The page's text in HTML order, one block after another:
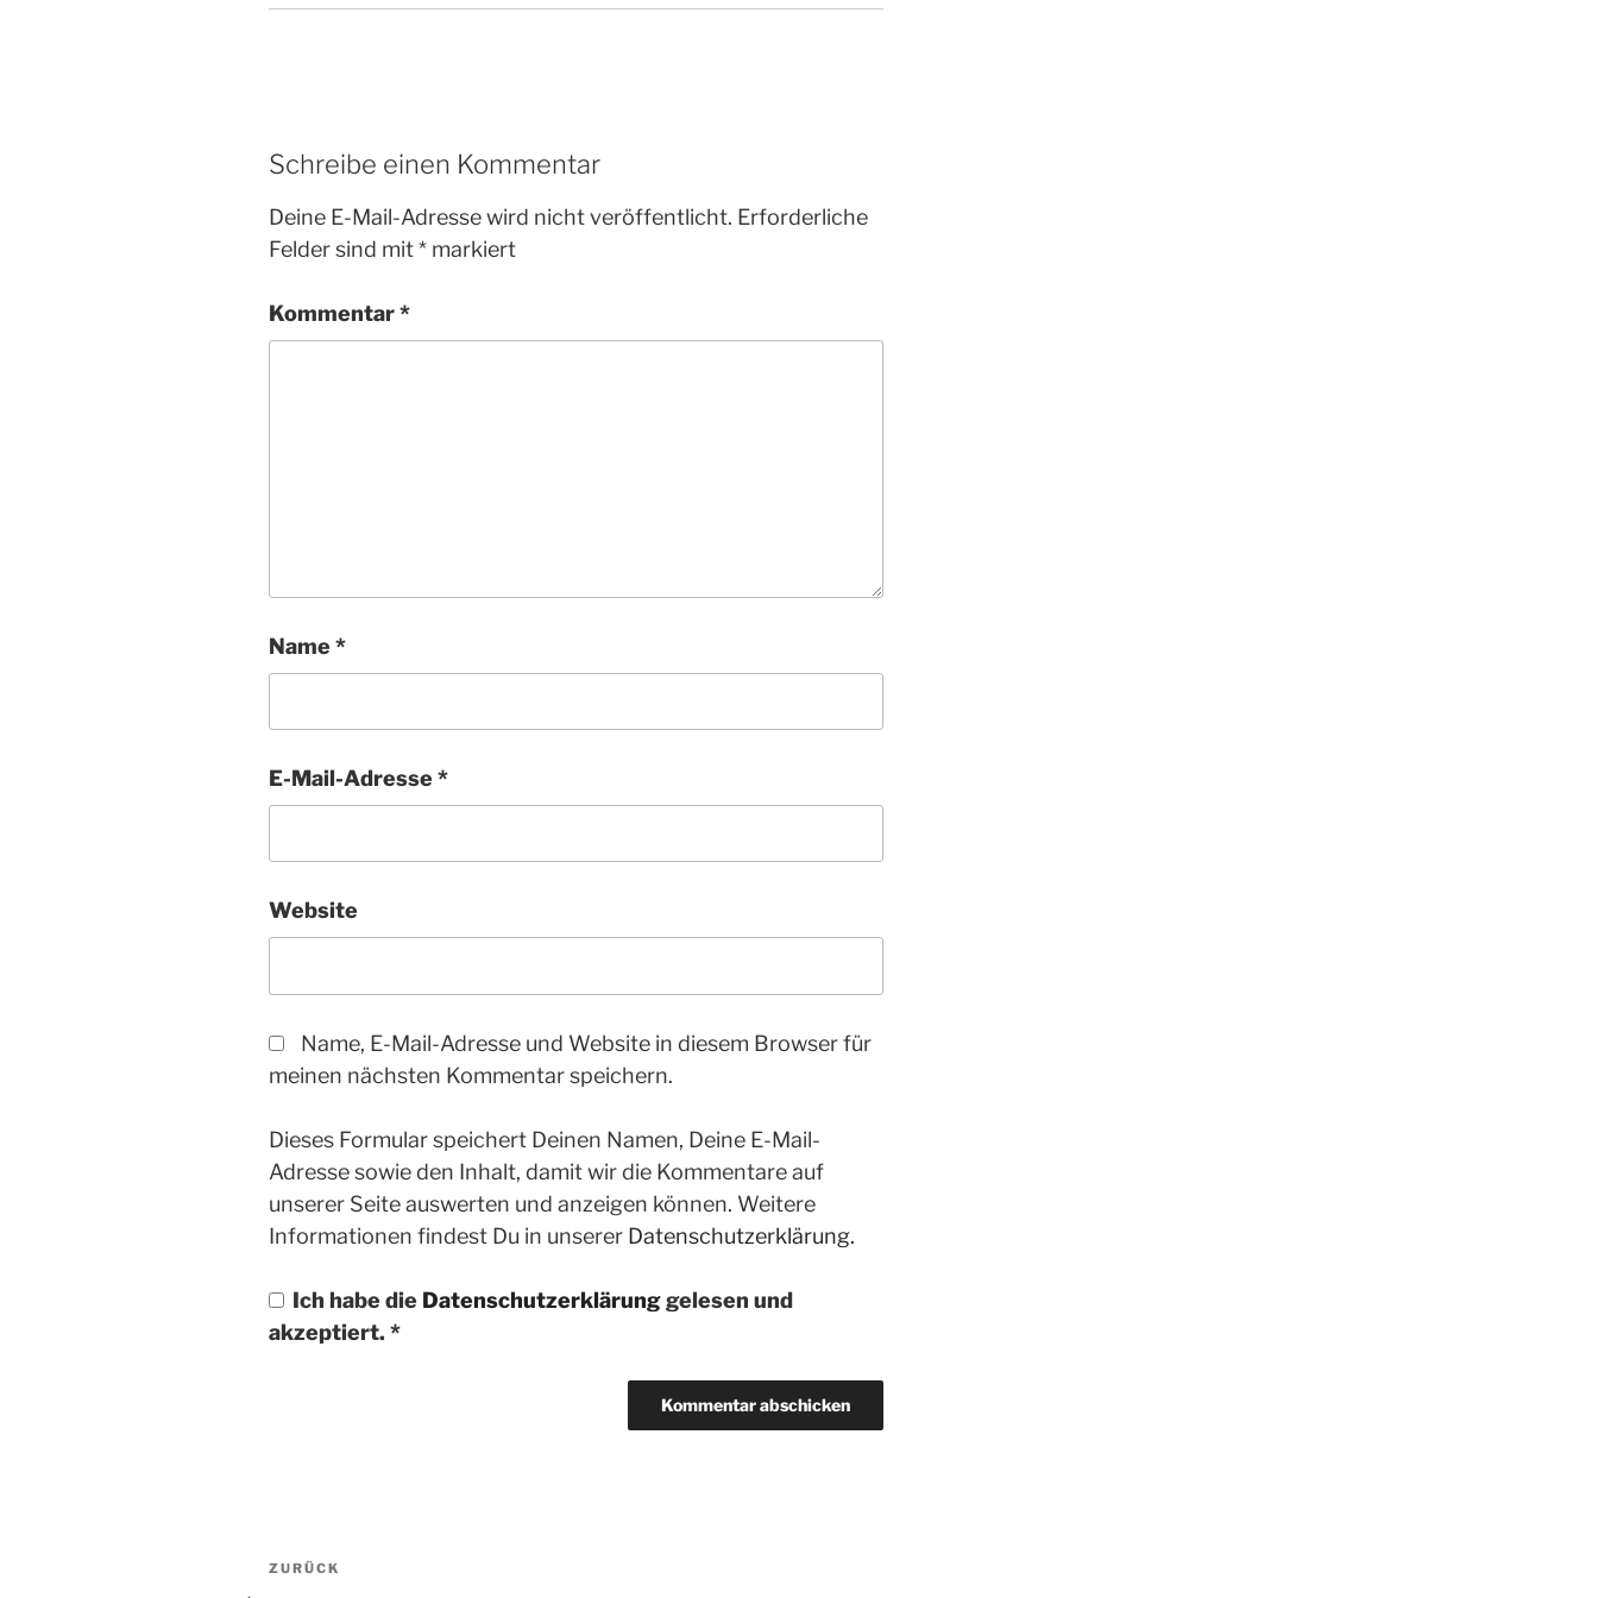
Schreibe einen Kommentar
Deine E-Mail-Adresse wird nicht veröffentlicht. Erforderliche
Felder sind mit* markiert
Kommentar*
Name *
E-Mail-Adresse *
Website
Name, E-Mail-Adresse und Website in diesem Browser für
meinen nächsten Kommentar speichern.
Dieses Formular speichert Deinen Namen, Deine E-Mail-
Adresse sowie den Inhalt, damit wir die Kommentare auf
unserer Seite auswerten und anzeigen können. Weitere
Informationen findest Du in unserer Datenschutzerklärung.
Ich habe die Datenschutzerklärunggelesen und
akzeptiert. *
Beitragsnavigation
Vorheriger
ZURÜCK